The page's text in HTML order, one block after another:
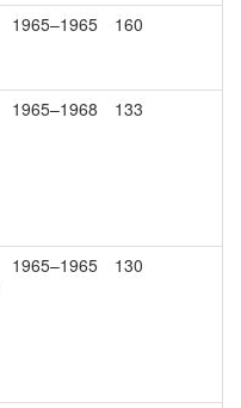
1965–1965 160
1965–1968 133
1965–1965 130